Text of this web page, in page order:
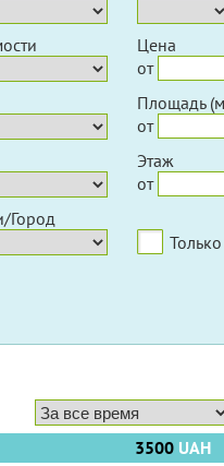
Город
Цена
от
Площадь
от
Этаж
от
3500UAH